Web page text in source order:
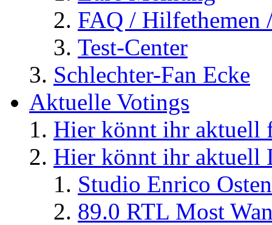
FAQ / Hilfethemen
Test-Center
Schlechter-Fan Ecke
Aktuelle Votings
Hier könnt ihr aktuell
Hier könnt ihr aktuell
Studio Enrico
89.0 RTL Most